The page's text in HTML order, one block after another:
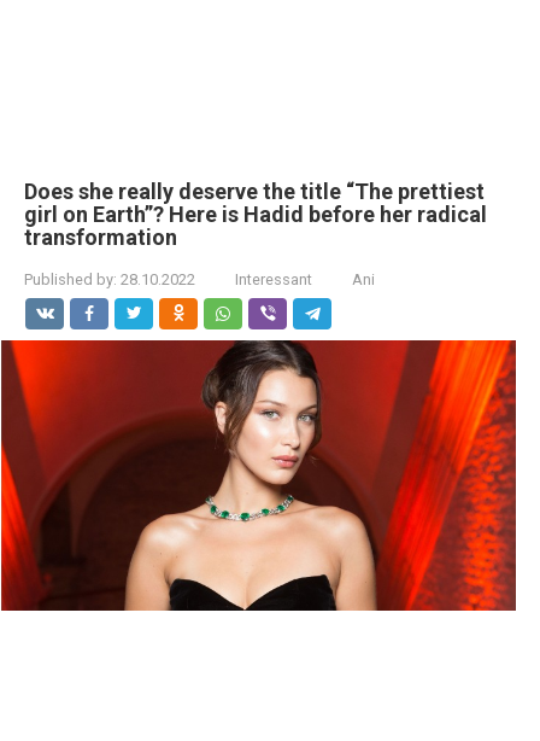
Does she really deserve the title “The prettiest
girl on Earth”? Here is Hadid before her radical
transformation
Published by: 28.10.2022 Interessant Ani